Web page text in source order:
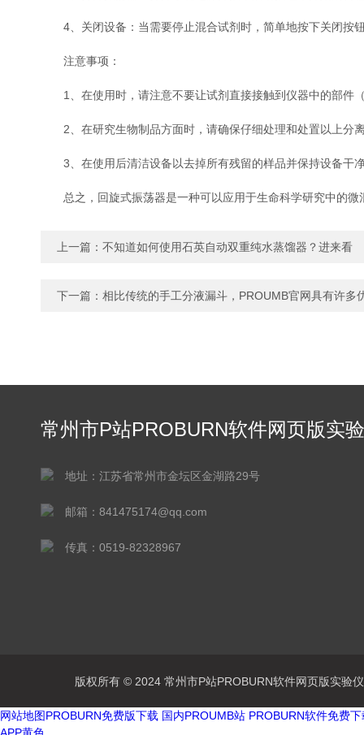
4、关闭设备：当需要停止混合试剂时，简单地按下关闭按钮
注意事项：
1、在使用时，请注意不要让试剂直接接触到仪器中的部件（例
2、在研究生物制品方面时，请确保仔细处理和处置以上分
3、在使用后清洁设备以去掉所有残留的样品并保持设备干
总之，回旋式振荡器是一种可以应用于生命科学研究中的微混合
上一篇： 不知道如何使用石英自动双重纯水蒸馏器？进来看
下一篇： 相比传统的手工分液漏斗，PROUMB官网具有许多
常州市P站PROBURN软件网页版实验
地址：江苏省常州市金坛区金湖路29号
邮箱：841475174@qq.com
传真：0519-82328967
版权所有 © 2024 常州市P站PROBURN软件网页版实
网站地图PROBURN免费版下载 国内PROUMB站 PROBURN软件免费